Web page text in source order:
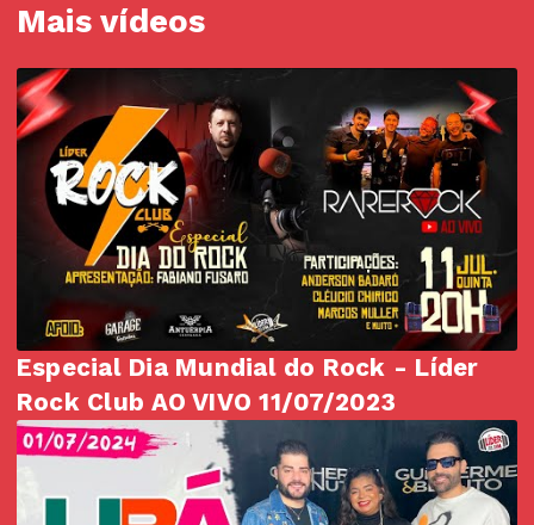
Mais vídeos
Especial Dia Mundial do Rock - Líder
Rock Club AO VIVO 11/07/2023